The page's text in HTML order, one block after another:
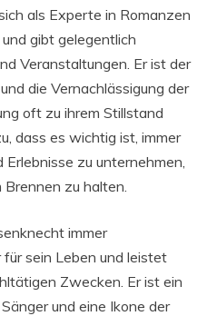
als Experte in Romanzen
gibt gelegentlich
Veranstaltungen. Er ist der
die Vernachlässigung der
oft zu ihrem Stillstand
dass es wichtig ist, immer
zu unternehmen,
zu halten.
immer
sein Leben und leistet
Zwecken. Er ist ein
und eine Ikone der